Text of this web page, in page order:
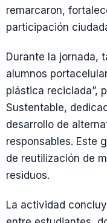
remarcaron,
participación
Durante la jornada,
alumnos
plástica reciclada”,
Sustentable,
desarrollo de
responsables. Este
de reutilización de
residuos.
La actividad